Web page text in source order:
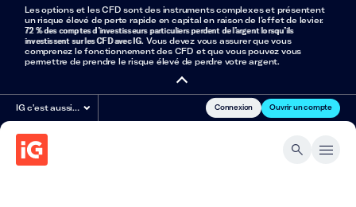
Les options et les CFD sont des instruments complexes et présentent
un risque élevé de perte rapide en capital en raison de l’effet de levier.
72 % des comptes d’investisseurs particuliers perdent de l’argent lorsqu’ils
investissent sur les CFD avec IG. Vous devez vous assurer que vous
comprenez le fonctionnement des CFD et que vous pouvez vous
permettre de prendre le risque élevé de perdre votre argent.
IG c'est aussi… Connexion Ouvrir un compte